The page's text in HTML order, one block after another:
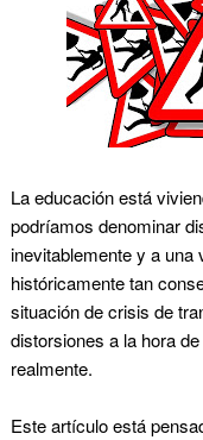
La educación está
podríamos denominar
inevitablemente y a una
históricamente tan
situación de crisis de
distorsiones a la hora
realmente.
Este artículo está